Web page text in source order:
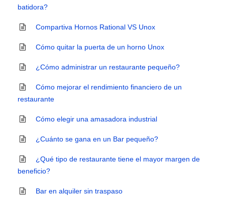
batidora?
Compartiva Hornos Rational VS Unox
Cómo quitar la puerta de un horno Unox
¿Cómo administrar un restaurante pequeño?
Cómo mejorar el rendimiento financiero de un
restaurante
Cómo elegir una amasadora industrial
¿Cuánto se gana en un Bar pequeño?
¿Qué tipo de restaurante tiene el mayor margen de
beneficio?
Bar en alquiler sin traspaso